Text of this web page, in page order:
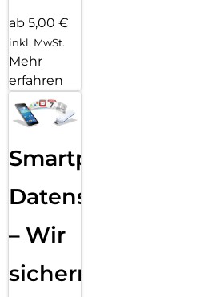
ab 5,00 €
inkl. MwSt.
Mehr
erfahren
Smartphone
Datensicherung
– Wir
sichern